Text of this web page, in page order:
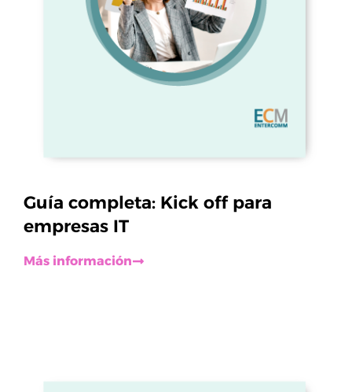
Guía completa: Kick off para
empresas IT
Más información